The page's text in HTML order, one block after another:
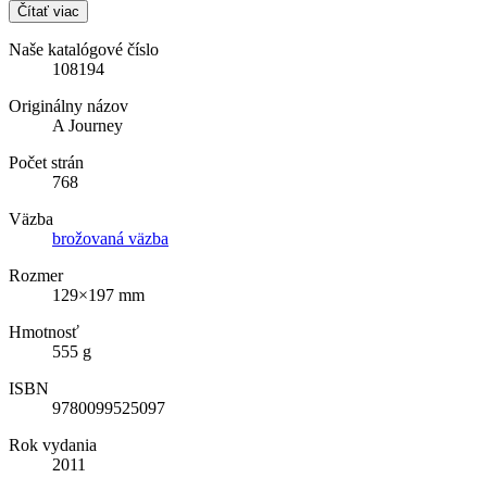
Čítať viac
Naše katalógové číslo
108194
Originálny názov
A Journey
Počet strán
768
Väzba
brožovaná väzba
Rozmer
129×197 mm
Hmotnosť
555 g
ISBN
9780099525097
Rok vydania
2011